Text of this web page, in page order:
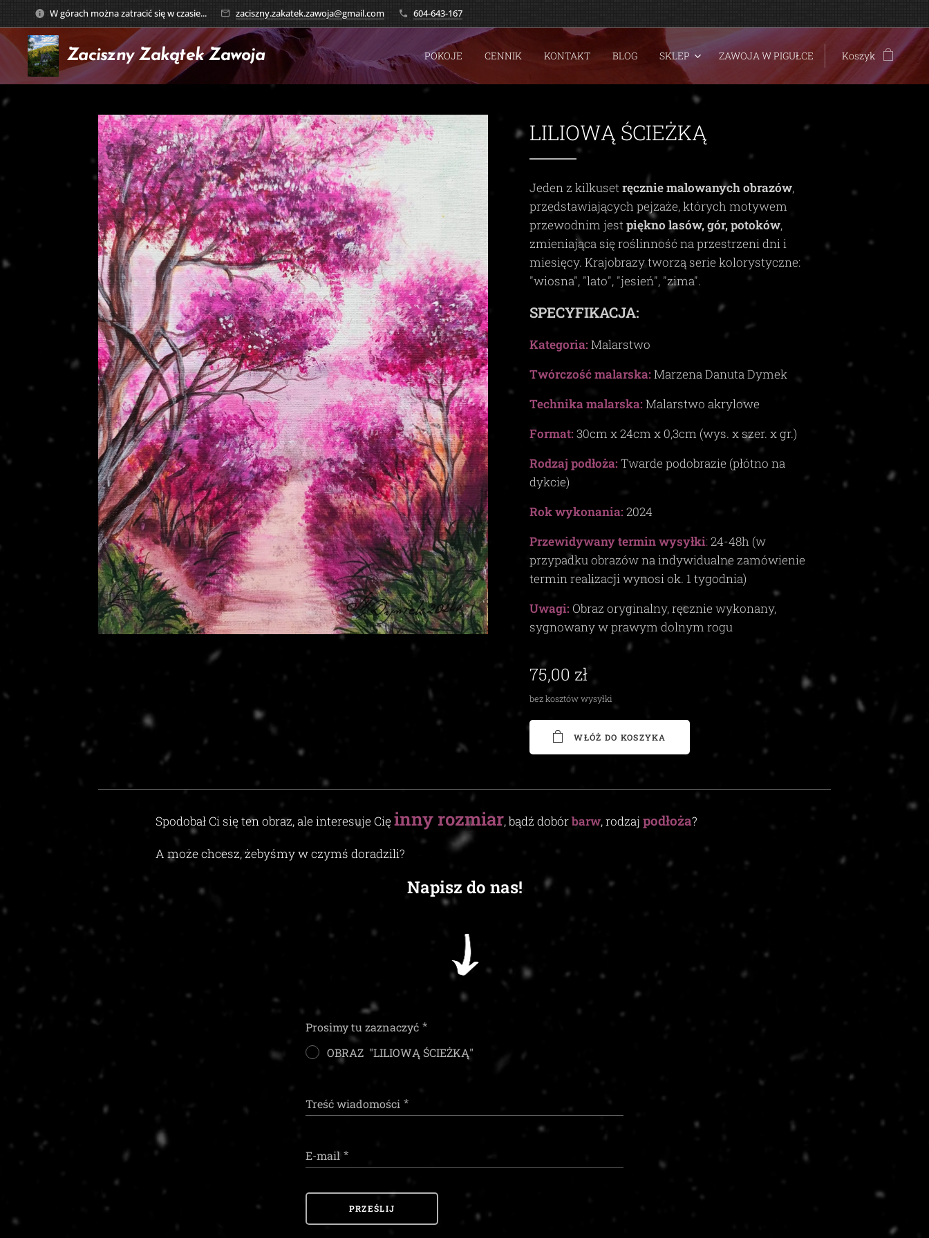
W górach można zatracić się w czasie... zaciszny.zakatek.zawoja@gmail.com 604-643-167
Zaciszny Zakątek Zawoja POKOJE CENNIK KONTAKT BLOG SKLEP ZAWOJA W PIGUŁCE Koszyk
LILIOWĄ ŚCIEŻKĄ
Jeden z kilkusetręcznie malowanych obrazów,
przedstawiających pejzaże, których motywem
przewodnim jestpiękno lasów, gór, potoków,
zmieniająca się roślinność na przestrzeni dni i
miesięcy. Krajobrazy tworzą serie kolorystyczne:
"wiosna", "lato", "jesień", "zima".
SPECYFIKACJA:
Kategoria: Malarstwo
Twórczość malarska: Marzena Danuta Dymek
Technika malarska: Malarstwo akrylowe
Format: 30cm x24cm x 0,3cm (wys. x szer. x gr.)
Rodzaj podłoża: Twarde podobrazie (płótno na
dykcie)
Rok wykonania: 2024
Przewidywany termin wysyłki:24-48h (w
przypadku obrazów na indywidualne zamówienie
termin realizacji wynosi ok.1tygodnia)
Uwagi: Obraz oryginalny, ręcznie wykonany,
sygnowany w prawym dolnym rogu
75,00 zł
bez kosztów wysyłki
WŁÓŻ DO KOSZYKA
Spodobał Ci się ten obraz, ale interesuje Cięinny rozmiar, bądź dobórbarw, rodzaj podłoża?
A może chcesz, żebyśmy w czymś doradzili?
Napisz do nas!
Prosimy tu zaznaczyć
OBRAZ "LILIOWĄ ŚCIEŻKĄ"
Treść wiadomości
E-mail
PRZEŚLIJ